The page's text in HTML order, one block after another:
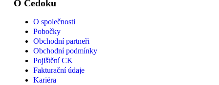
O Čedoku
O společnosti
Pobočky
Obchodní partneři
Obchodní podmínky
Pojištění CK
Fakturační údaje
Kariéra